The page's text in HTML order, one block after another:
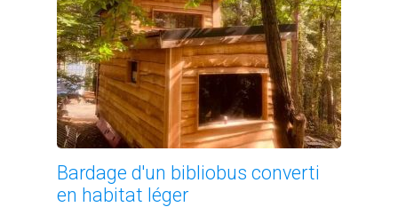
Bardage d'un bibliobus converti
en habitat léger